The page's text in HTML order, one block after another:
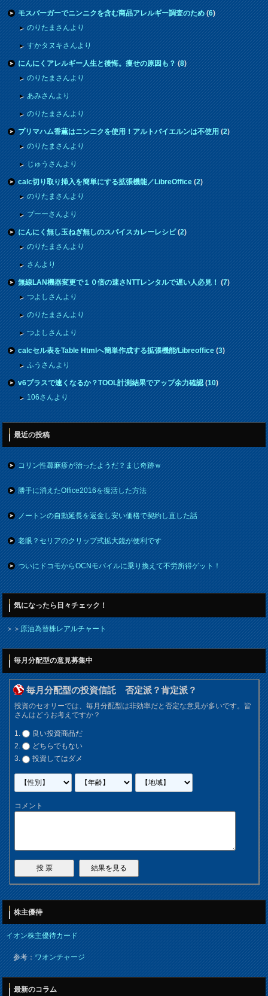
モスバーガーでニンニクを含む商品アレルギー調査のため(6)
のりたまさんより
すかタヌキさんより
にんにくアレルギー人生と後悔。痩せの原因も？(8)
のりたまさんより
あみさんより
のりたまさんより
プリマハム香薫はニンニクを使用！アルトバイエルンは不使用(2)
のりたまさんより
じゅうさんより
calc切り取り挿入を簡単にする拡張機能／LibreOffice(2)
のりたまさんより
プーーさんより
にんにく無し玉ねぎ無しのスパイスカレーレシピ(2)
のりたまさんより
さんより
無線LAN機器変更で１０倍の速さNTTレンタルで遅い人必見！(7)
つよしさんより
のりたまさんより
つよしさんより
calcセル表をTable Htmlへ簡単作成する拡張機能/Libreoffice(3)
ふうさんより
v6プラスで速くなるか？TOOL計測結果でアップ余力確認(10)
106さんより
最近の投稿
コリン性蕁麻疹が治ったようだ？まじ奇跡ｗ
勝手に消えたOffice2016を復活した方法
ノートンの自動延長を返金し安い価格で契約し直した話
老眼？セリアのクリップ式拡大鏡が便利です
ついにドコモからOCNモバイルに乗り換えて不労所得ゲット！
気になったら日々チェック！
＞＞原油為替株レアルチャート
毎月分配型の意見募集中
毎月分配型の投資信託 否定派？肯定派？
投資のセオリーでは、毎月分配型は非効率だと否定な意見が多いです。皆
さんはどうお考えですか？
良い投資商品だ
どちらでもない
投資してはダメ
コメント
株主優待
イオン株主優待カード
参考：ワオンチャージ
最新のコラム